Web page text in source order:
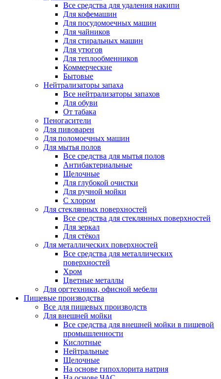
Все средства для удаления накипи
Для кофемашин
Для посудомоечных машин
Для чайников
Для стиральных машин
Для утюгов
Для теплообменников
Коммерческие
Бытовые
Нейтрализаторы запаха
Все нейтрализаторы запахов
Для обуви
От табака
Пеногасители
Для пивоварен
Для поломоечных машин
Для мытья полов
Все средства для мытья полов
Антибактериальные
Щелочные
Для глубокой очистки
Для ручной мойки
С хлором
Для стеклянных поверхностей
Все средства для стеклянных поверхностей
Для зеркал
Для стёкол
Для металлических поверхностей
Все средства для металлических
поверхностей
Хром
Цветные металлы
Для оргтехники, офисной мебели
Пищевые производства
Все для пищевых производств
Для внешней мойки
Все средства для внешней мойки в пищевой
промышленности
Кислотные
Нейтральные
Щелочные
На основе гипохлорита натрия